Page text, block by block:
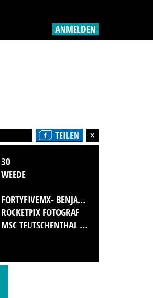
ANMELDEN
TEILEN
30
WEEDE
FORTYFIVEMX- BENJAMIN MEUSEL
ROCKETPIX FOTOGRAF
MSC TEUTSCHENTHAL E.V.